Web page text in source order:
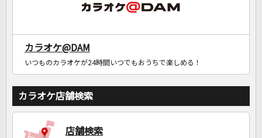
カラオケ@DAM
いつものカラオケが24時間いつでもおうちで楽しめる！
カラオケ店舗検索
店舗検索